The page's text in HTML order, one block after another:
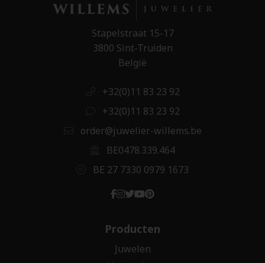
Stapelstraat 15-17
3800 Sint-Truiden
België
+32(0)11 83 23 92
+32(0)11 83 23 92
order@juwelier-willems.be
BE0478.339.464
BE 27 7330 0979 1673
Producten
Juwelen